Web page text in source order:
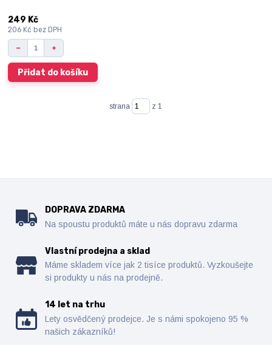
249 Kč
206 Kč bez DPH
Přidat do košíku
strana z 1
DOPRAVA ZDARMA
Na spoustu produktů máte u nás dopravu zdarma
Vlastní prodejna a sklad
Máme skladem více jak 2 tisíce produktů. Vyzkoušejte
si produkty u nás na prodejně.
14 let na trhu
Lety osvědčený prodejce. Je s námi spokojeno 95 %
našich zákazníků!